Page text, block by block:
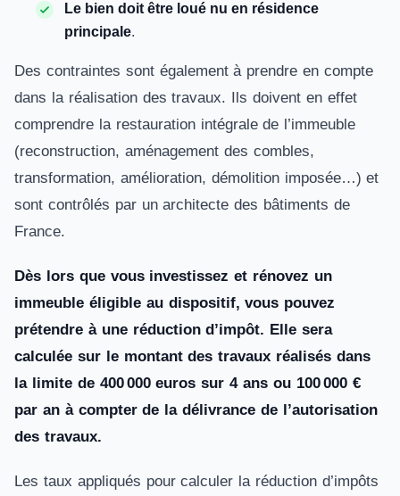
Le bien doit être loué nu en résidence
principale.
Des contraintes sont également à prendre en compte
dans la réalisation des travaux. Ils doivent en effet
comprendre la restauration intégrale de l’immeuble
(reconstruction, aménagement des combles,
transformation, amélioration, démolition imposée…) et
sont contrôlés par un architecte des bâtiments de
France.
Dès lors que vous investissez et rénovez un
immeuble éligible au dispositif, vous pouvez
prétendre à une réduction d’impôt. Elle sera
calculée sur le montant des travaux réalisés dans
la limite de 400 000 euros sur 4 ans ou 100 000 €
par an à compter de la délivrance de l’autorisation
des travaux.
Les taux appliqués pour calculer la réduction d’impôts